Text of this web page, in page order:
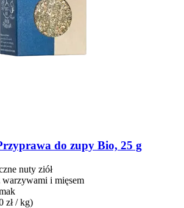
do zupy Bio, 25 g
nuty ziół
i mięsem
zł / kg)